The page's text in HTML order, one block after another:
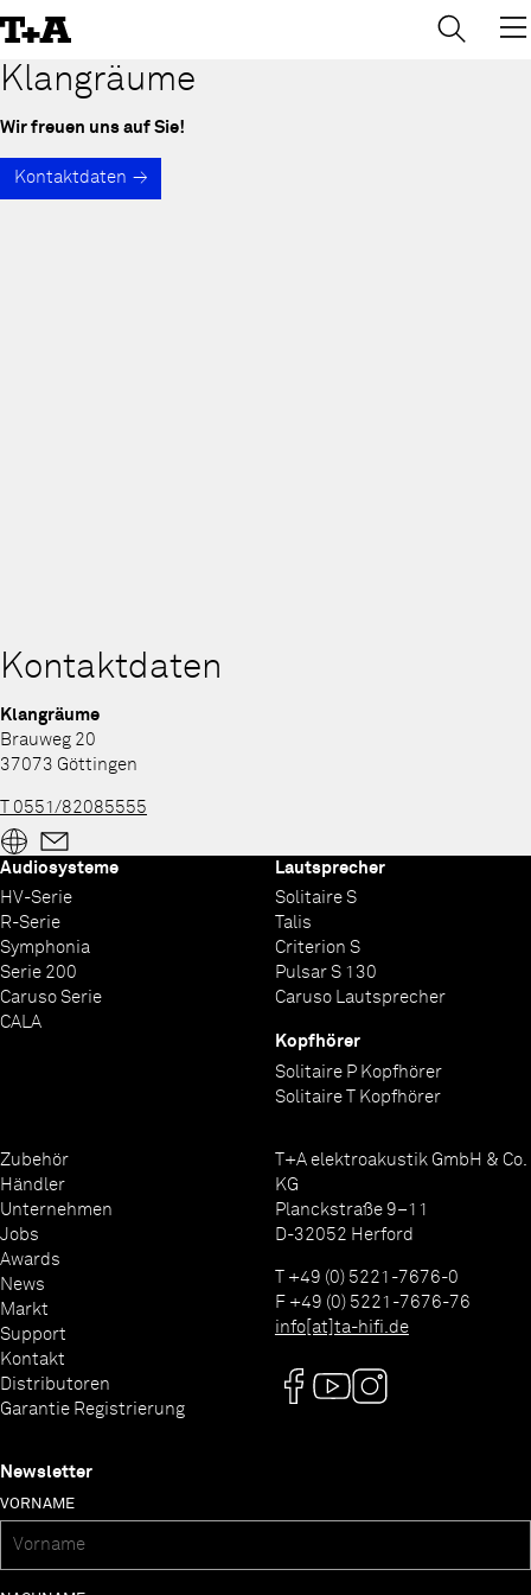
to
Content
Klangräume
Wir freuen uns auf Sie!
Kontaktdaten
Kontaktdaten
Klangräume
Brauweg 20
37073 Göttingen
T 0551/82085555
Audiosysteme
HV-Serie
R-Serie
Symphonia
Serie 200
Caruso Serie
CALA
Lautsprecher
Solitaire S
Talis
Criterion S
Pulsar S 130
Caruso Lautsprecher
Kopfhörer
Solitaire P Kopfhörer
Solitaire T Kopfhörer
Zubehör
Händler
Unternehmen
Jobs
Awards
News
Markt
Support
Kontakt
Distributoren
Garantie Registrierung
T+A elektroakustik GmbH & Co.
KG
Planckstraße 9–11
D-32052 Herford
T +49 (0) 5221-7676-0
F +49 (0) 5221-7676-76
info[at]ta-hifi.de
Newsletter
VORNAME
→ ×